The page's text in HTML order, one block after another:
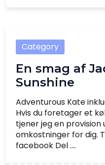
Category
En smag af
Sunshine
Adventurous Kate
Hvis du foretager et
tjener jeg en provision
omkostninger for dig.
facebook Del ....